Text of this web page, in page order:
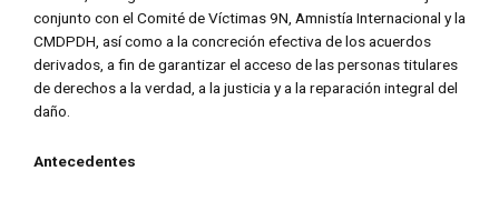
conjunto con el Comité de Víctimas 9N, Amnistía Internacional y la
CMDPDH, así como a la concreción efectiva de los acuerdos
derivados, a fin de garantizar el acceso de las personas titulares
de derechos a la verdad, a la justicia y a la reparación integral del
daño.
Antecedentes